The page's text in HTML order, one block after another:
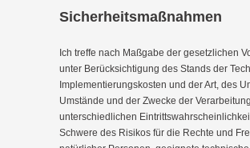
Sicherheitsmaßnahmen
Ich treffe nach Maßgabe der gesetzlichen
unter Berücksichtigung des Stands der
Implementierungskosten und der Art, des
Umstände und der Zwecke der
unterschiedlichen
Schwere des Risikos für die Rechte und